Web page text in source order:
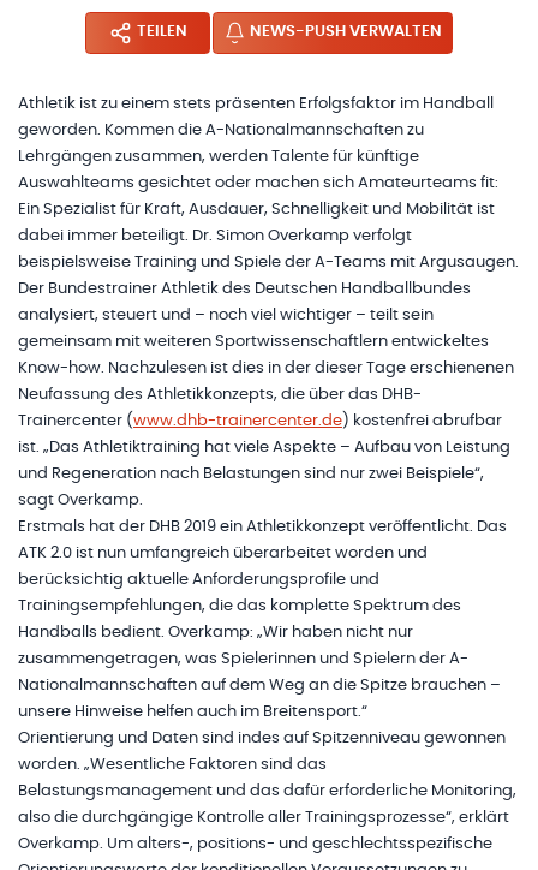
TEILEN NEWS-PUSH VERWALTEN
Athletik ist zu einem stets präsenten Erfolgsfaktor im Handball
geworden. Kommen die A-Nationalmannschaften zu
Lehrgängen zusammen, werden Talente für künftige
Auswahlteams gesichtet oder machen sich Amateurteams fit:
Ein Spezialist für Kraft, Ausdauer, Schnelligkeit und Mobilität ist
dabei immer beteiligt. Dr. Simon Overkamp verfolgt
beispielsweise Training und Spiele der A-Teams mit Argusaugen.
Der Bundestrainer Athletik des Deutschen Handballbundes
analysiert, steuert und – noch viel wichtiger – teilt sein
gemeinsam mit weiteren Sportwissenschaftlern entwickeltes
Know-how. Nachzulesen ist dies in der dieser Tage erschienenen
Neufassung des Athletikkonzepts, die über das DHB-
Trainercenter (www.dhb-trainercenter.de) kostenfrei abrufbar
ist. „Das Athletiktraining hat viele Aspekte – Aufbau von Leistung
und Regeneration nach Belastungen sind nur zwei Beispiele“,
sagt Overkamp.
Erstmals hat der DHB 2019 ein Athletikkonzept veröffentlicht. Das
ATK 2.0 ist nun umfangreich überarbeitet worden und
berücksichtig aktuelle Anforderungsprofile und
Trainingsempfehlungen, die das komplette Spektrum des
Handballs bedient. Overkamp: „Wir haben nicht nur
zusammengetragen, was Spielerinnen und Spielern der A-
Nationalmannschaften auf dem Weg an die Spitze brauchen –
unsere Hinweise helfen auch im Breitensport.“
Orientierung und Daten sind indes auf Spitzenniveau gewonnen
worden. „Wesentliche Faktoren sind das
Belastungsmanagement und das dafür erforderliche Monitoring,
also die durchgängige Kontrolle aller Trainingsprozesse“, erklärt
Overkamp. Um alters-, positions- und geschlechtsspezifische